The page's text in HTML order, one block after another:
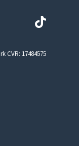
CVR: 17484575